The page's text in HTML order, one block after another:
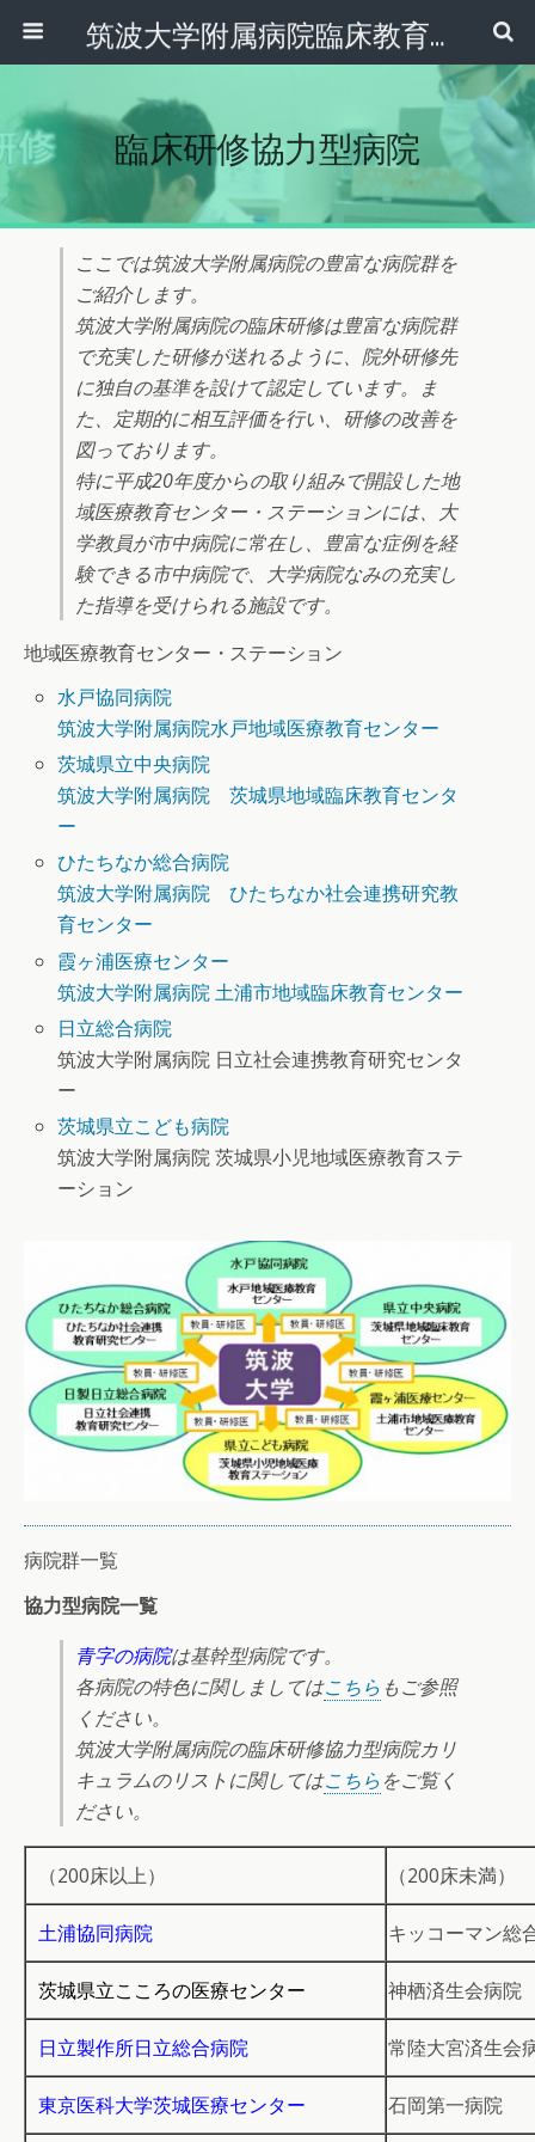
筑波大学附属病院臨床教育センター
臨床研修協力型病院
ここでは筑波大学附属病院の豊富な病院群を
ご紹介します。
筑波大学附属病院の臨床研修は豊富な病院群
で充実した研修が送れるように、院外研修先
に独自の基準を設けて認定しています。ま
た、定期的に相互評価を行い、研修の改善を
図っております。
特に平成20年度からの取り組みで開設した地
域医療教育センター・ステーションには、大
学教員が市中病院に常在し、豊富な症例を経
験できる市中病院で、大学病院なみの充実し
た指導を受けられる施設です。
地域医療教育センター・ステーション
水戸協同病院
筑波大学附属病院水戸地域医療教育センター
茨城県立中央病院
筑波大学附属病院 茨城県地域臨床教育センタ
ー
ひたちなか総合病院
筑波大学附属病院 ひたちなか社会連携研究教
育センター
霞ヶ浦医療センター
筑波大学附属病院 土浦市地域臨床教育センター
日立総合病院
筑波大学附属病院 日立社会連携教育研究センタ
ー
茨城県立こども病院
筑波大学附属病院 茨城県小児地域医療教育ステ
ーション
病院群一覧
協力型病院一覧
青字の病院は基幹型病院です。
各病院の特色に関しましてはこちら もご参照
ください。
筑波大学附属病院の臨床研修協力型病院カリ
キュラムのリストに関してはこちら をご覧く
ださい。
（200床以上） （200床未満）
土浦協同病院 キッコーマン総
茨城県立こころの医療センター 神栖済生会病院
日立製作所日立総合病院 常陸大宮済生会
東京医科大学茨城医療センター 石岡第一病院